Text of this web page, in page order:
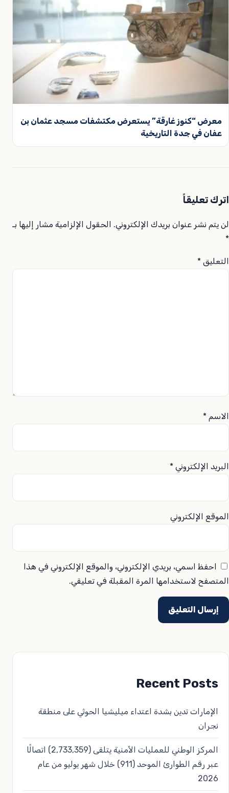
معرض “كنوز غارقة” يستعرض مكتشفات مسجد عثمان بن
عفان في جدة التاريخية
اترك تعليقاً
لن يتم نشر عنوان بريدك الإلكتروني.
الحقول الإلزامية مشار إليها بـ
*
التعليق *
الاسم *
البريد الإلكتروني *
الموقع الإلكتروني
احفظ اسمي، بريدي الإلكتروني، والموقع الإلكتروني في هذا
المتصفح لاستخدامها المرة المقبلة في تعليقي.
Recent Posts
الإمارات تدين بشدة اعتداء ميليشيا الحوثي على منطقة
نجران
المركز الوطني للعمليات الأمنية يتلقى (2,733,359) اتصالًا
عبر رقم الطوارئ الموحد (911) خلال شهر يوليو من عام
2026